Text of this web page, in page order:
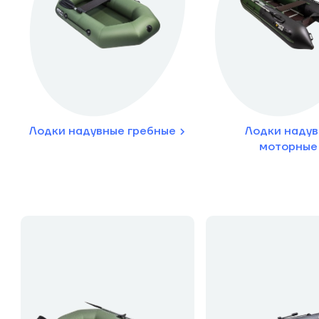
Лодки надувные гребные
Лодки
моторные